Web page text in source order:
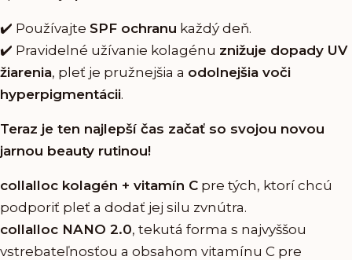
✔️ Používajte SPF ochranu každý deň.
✔️ Pravidelné užívanie kolagénu znižuje dopady UV
žiarenia, pleť je pružnejšia a odolnejšia voči
hyperpigmentácii.
Teraz je ten najlepší čas začať so svojou novou
jarnou beauty rutinou!
collalloc kolagén + vitamín C pre tých, ktorí chcú
podporiť pleť a dodať jej silu zvnútra.
collalloc NANO 2.0, tekutá forma s najvyššou
vstrebateľnosťou a obsahom vitamínu C pre